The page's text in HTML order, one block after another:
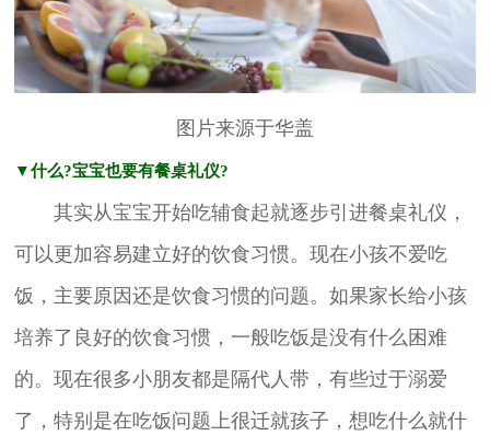
图片来源于华盖
▼什么?宝宝也要有餐桌礼仪?
其实从宝宝开始吃辅食起就逐步引进餐桌礼仪，
可以更加容易建立好的饮食习惯。现在小孩不爱吃
饭，主要原因还是饮食习惯的问题。如果家长给小孩
培养了良好的饮食习惯，一般吃饭是没有什么困难
的。现在很多小朋友都是隔代人带，有些过于溺爱
了，特别是在吃饭问题上很迁就孩子，想吃什么就什